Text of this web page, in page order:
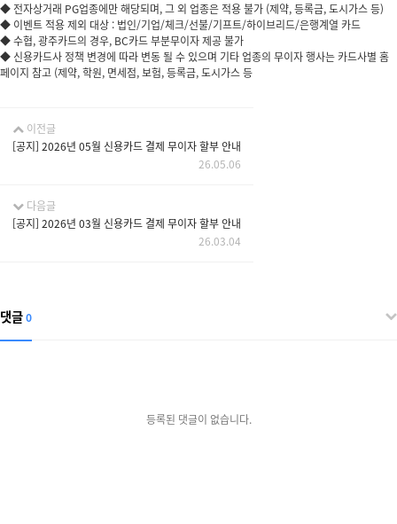
◆ 전자상거래 PG업종에만 해당되며, 그 외 업종은 적용 불가 (제약, 등록금, 도시가스 등)
◆ 이벤트 적용 제외 대상 : 법인/기업/체크/선불/기프트/하이브리드/은행계열 카드
◆ 수협, 광주카드의 경우, BC카드 부분무이자 제공 불가
◆ 신용카드사 정책 변경에 따라 변동 될 수 있으며 기타 업종의 무이자 행사는 카드사별 홈
페이지 참고 (제약, 학원, 면세점, 보험, 등록금, 도시가스 등
이전글
[공지] 2026년 05월 신용카드 결제 무이자 할부 안내
26.05.06
다음글
[공지] 2026년 03월 신용카드 결제 무이자 할부 안내
26.03.04
댓글0
등록된 댓글이 없습니다.